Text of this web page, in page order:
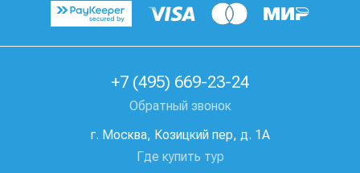
+7 (495) 669-23-24
Обратный звонок
г. Москва, Козицкий пер, д. 1А
Где купить тур